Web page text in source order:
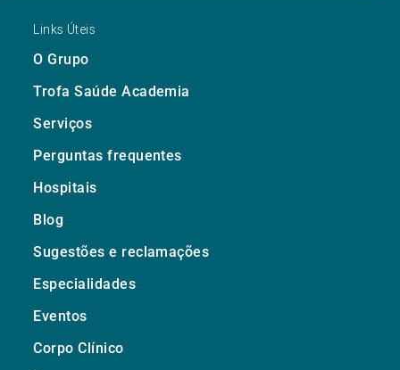
Links Úteis
O Grupo
Trofa Saúde Academia
Serviços
Perguntas frequentes
Hospitais
Blog
Sugestões e reclamações
Especialidades
Eventos
Corpo Clínico